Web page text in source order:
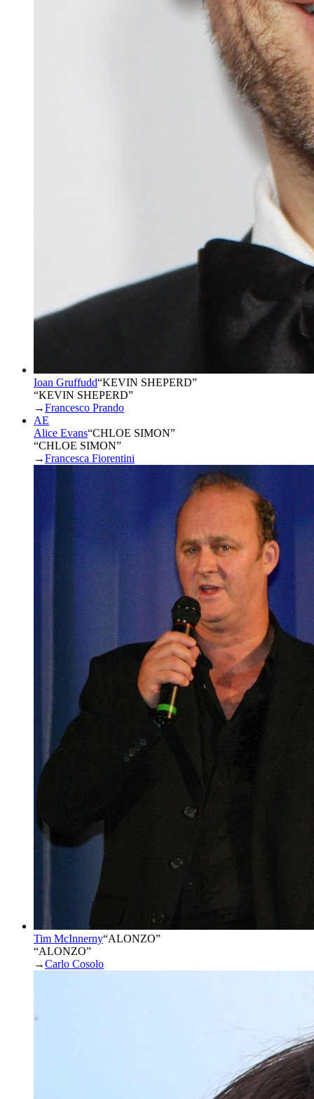
Ioan Gruffudd“KEVIN SHEPERD”
“KEVIN SHEPERD”
→Francesco Prando
AE
Alice Evans“CHLOE SIMON”
“CHLOE SIMON”
→Francesca Fiorentini
Tim McInnerny“ALONZO”
“ALONZO”
→Carlo Cosolo